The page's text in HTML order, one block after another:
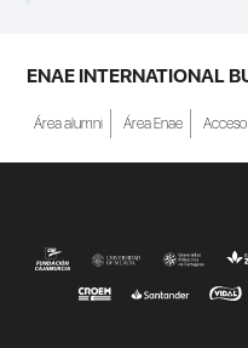
ENAE INTERNATIONAL
Área alumni Área Enae